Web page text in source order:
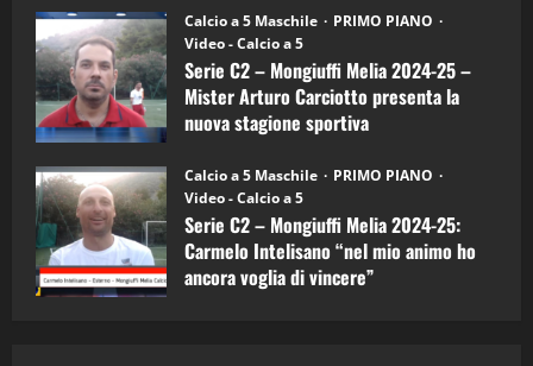
Calcio a 5 Maschile
PRIMO PIANO
Video - Calcio a 5
Serie C2 – Mongiuffi Melia 2024-25 –
Mister Arturo Carciotto presenta la
nuova stagione sportiva
Calcio a 5 Maschile
PRIMO PIANO
Video - Calcio a 5
Serie C2 – Mongiuffi Melia 2024-25:
Carmelo Intelisano “nel mio animo ho
ancora voglia di vincere”
5
“SportEmpire” in Podcast: 26^ Puntata
(Martedi 07 Aprile 2026)
08/04/2026
1
“SportEmpire” in Podcast: 30^ Puntata
(Martedi 05 Maggio 2026)
08/05/2026